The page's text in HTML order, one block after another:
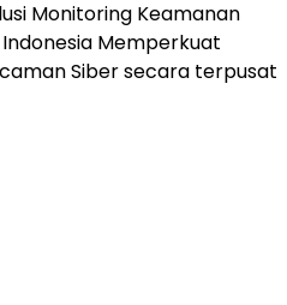
Monitoring Keamanan
Memperkuat
Siber secara terpusat